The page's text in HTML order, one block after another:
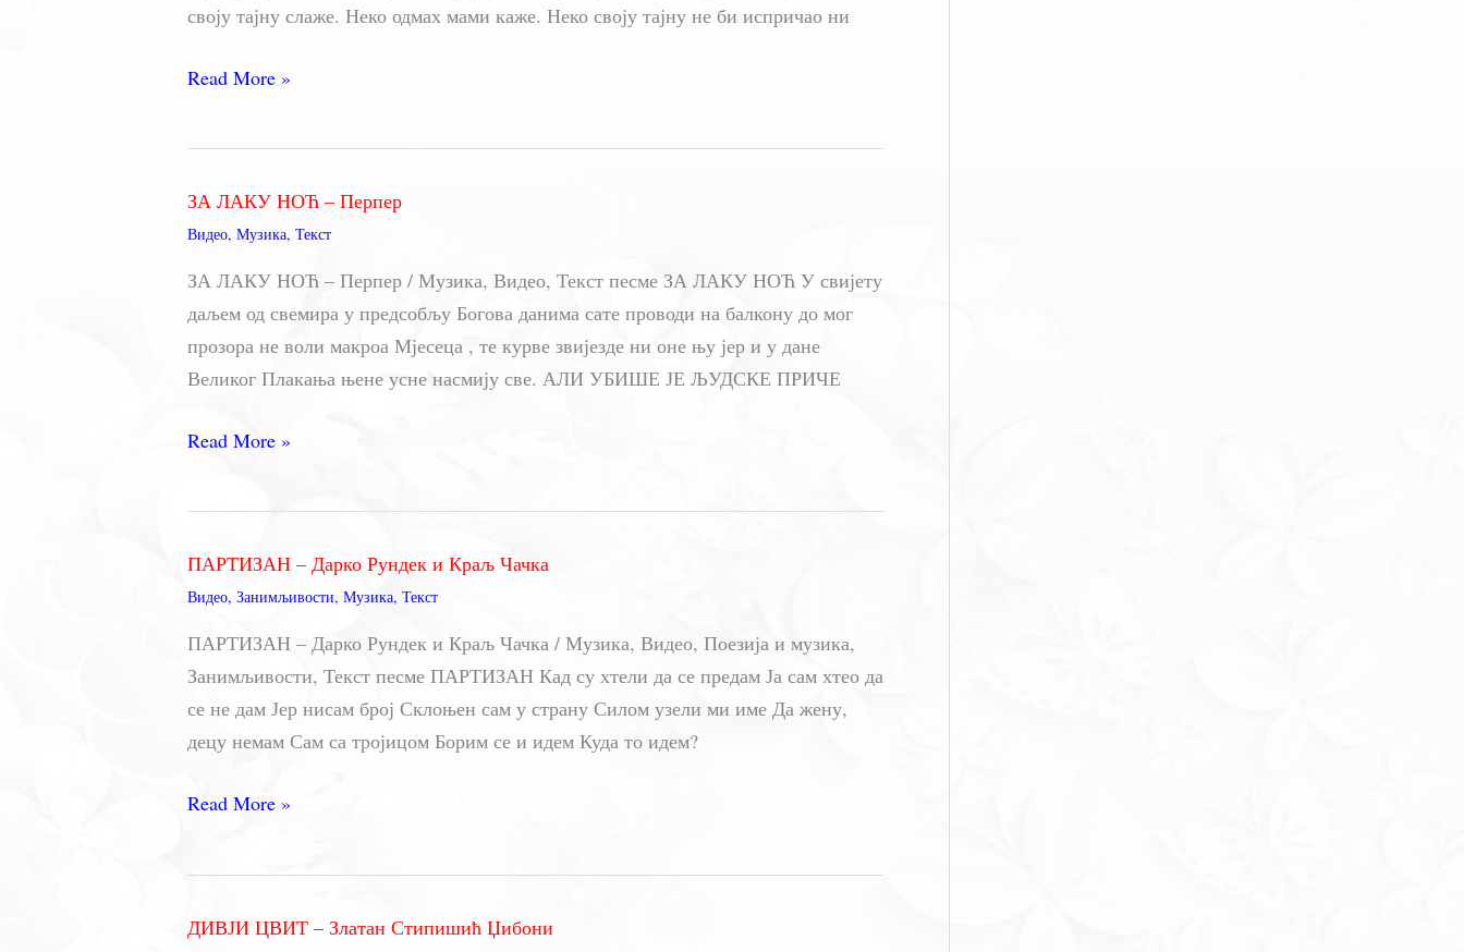
своју тајну слаже. Неко одмах мами каже. Неко своју тајну не би испричао ни
ТАЈНА
Антић
Read More »
ЗА ЛАКУ НОЋ – Перпер
Видео, Музика, Текст
ЗА ЛАКУ НОЋ – Перпер / Музика, Видео, Текст песме ЗА ЛАКУ НОЋ У свијету
даљем од свемира у предсобљу Богова данима сате проводи на балкону до мог
прозора не воли макроа Мјесеца , те курве звијезде ни оне њу јер и у дане
Великог Плакања њене усне насмију све. АЛИ УБИШЕ ЈЕ ЉУДСКЕ ПРИЧЕ
ЗА
НОЋ
Перпер
Read More »
ПАРТИЗАН – Дарко Рундек и Краљ Чачка
Видео, Занимљивости, Музика, Текст
ПАРТИЗАН – Дарко Рундек и Краљ Чачка / Музика, Видео, Поезија и музика,
Занимљивости, Текст песме ПАРТИЗАН Кад су хтели да се предам Ја сам хтео да
се не дам Јер нисам број Склоњен сам у страну Силом узели ми име Да жену,
децу немам Сам са тројицом Борим се и идем Куда то идем?
ПАРТИЗАН
и
Read More »
ДИВЈИ ЦВИТ – Златан Стипишић Џибони